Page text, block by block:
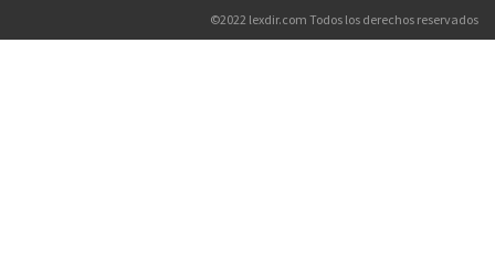
©2022 lexdir.com Todos los derechos reservados